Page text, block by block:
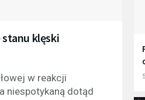
klęski
w reakcji
niespotykaną dotąd